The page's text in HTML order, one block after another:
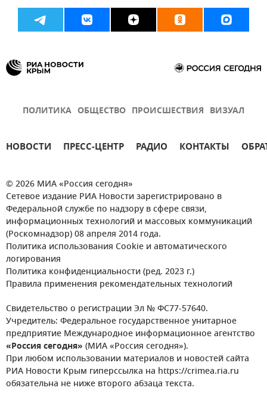
ПОЛИТИКА ОБЩЕСТВО ПРОИСШЕСТВИЯ ВИЗУАЛ
НОВОСТИ ПРЕСС-ЦЕНТР РАДИО КОНТАКТЫ
© 2026 МИА «Россия сегодня»
Сетевое издание РИА Новости зарегистрировано в
Федеральной службе по надзору в сфере связи,
информационных технологий и массовых коммуникаций
(Роскомнадзор) 08 апреля 2014 года.
Политика использования Cookie и автоматического
логирования
Политика конфиденциальности (ред. 2023 г.)
Правила применения рекомендательных технологий
Свидетельство о регистрации Эл № ФС77-57640.
Учредитель: Федеральное государственное унитарное
предприятие Международное информационное агентство
«Россия сегодня» (МИА «Россия сегодня»).
При любом использовании материалов и новостей сайта
РИА Новости Крым гиперссылка на https://crimea.ria.ru
обязательна не ниже второго абзаца текста.